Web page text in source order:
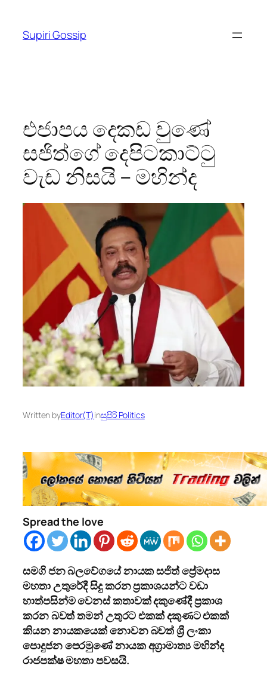
content
Supiri Gossip
එජාපය දෙකඩ වුණේ
සජිත්ගේ දෙපිටකාට්ටු
වැඩ නිසයි – මහින්ද
Written byEditor(T)inසුපිරි Politics
Spread the love
සමගි ජන බලවේගයේ නායක සජිත් ප්‍රේමදාස
මහතා උතුරේදී සිදු කරන ප්‍රකාශයන්ට වඩා
හාත්පසින්ම වෙනස් කතාවක් දකුණේදී ප්‍රකාශ
කරන බවත් තමන් උතුරට එකක් දකුණට එකක්
කියන නායකයෙක් නොවන බවත් ශ්‍රී ලංකා
පොදුජන පෙරමුණේ නායක අග්‍රාමාත්‍ය මහින්ද
රාජපක්ෂ මහතා පවසයි.